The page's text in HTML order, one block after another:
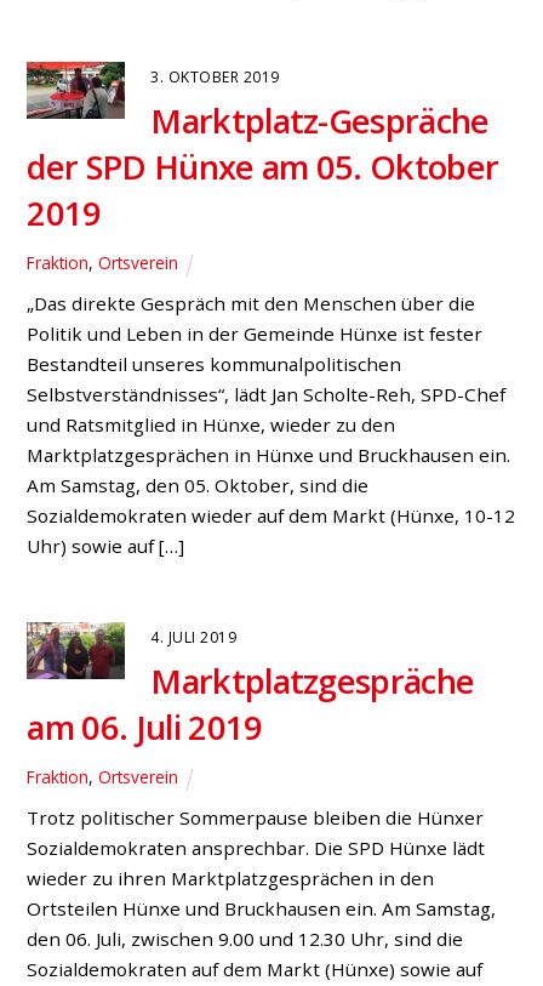
3. OKTOBER 2019
Marktplatz-Gespräche
der SPD Hünxe am 05. Oktober
2019
Fraktion,Ortsverein
„Das direkte Gespräch mit den Menschen über die
Politik und Leben in der Gemeinde Hünxe ist fester
Bestandteil unseres kommunalpolitischen
Selbstverständnisses“, lädt Jan Scholte-Reh, SPD-Chef
und Ratsmitglied in Hünxe, wieder zu den
Marktplatzgesprächen in Hünxe und Bruckhausen ein.
Am Samstag, den 05. Oktober, sind die
Sozialdemokraten wieder auf dem Markt (Hünxe, 10-12
Uhr) sowie auf […]
4. JULI 2019
Marktplatzgespräche
am 06. Juli 2019
Fraktion,Ortsverein
Trotz politischer Sommerpause bleiben die Hünxer
Sozialdemokraten ansprechbar. Die SPD Hünxe lädt
wieder zu ihren Marktplatzgesprächen in den
Ortsteilen Hünxe und Bruckhausen ein. Am Samstag,
den 06. Juli, zwischen 9.00 und 12.30 Uhr, sind die
Sozialdemokraten auf dem Markt (Hünxe) sowie auf